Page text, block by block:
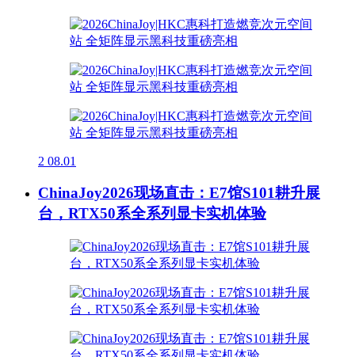
2 08.01
ChinaJoy2026现场直击：E7馆S101耕升展
台，RTX50系全系列显卡实机体验